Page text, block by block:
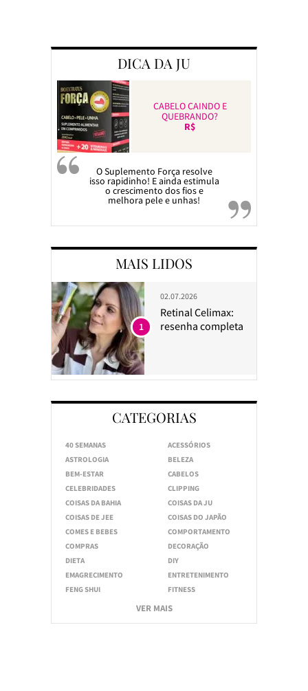
DICA DA JU
CABELO CAINDO E
QUEBRANDO?
R$
O Suplemento Força resolve
isso rapidinho! E ainda estimula
o crescimento dos fios e
melhora pele e unhas!
MAIS LIDOS
02.07.2026
Retinal Celimax:
resenha completa
1
CATEGORIAS
40 SEMANAS
ACESSÓRIOS
ASTROLOGIA
BELEZA
BEM-ESTAR
CABELOS
CELEBRIDADES
CLIPPING
COISAS DA BAHIA
COISAS DA JU
COISAS DE JEE
COISAS DO JAPÃO
COMES E BEBES
COMPORTAMENTO
COMPRAS
DECORAÇÃO
DIETA
DIY
EMAGRECIMENTO
ENTRETENIMENTO
FENG SHUI
FITNESS
VER MAIS